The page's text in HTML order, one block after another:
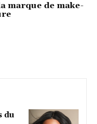
marque de make-
du